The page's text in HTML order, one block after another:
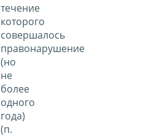
течение
которого
совершалось
правонарушение
(но
не
более
одного
года)
(п.